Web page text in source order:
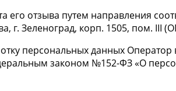
его отзыва путем направления
г. Зеленоград, корп. 1505, пом. III
персональных данных
законом №152-ФЗ «О